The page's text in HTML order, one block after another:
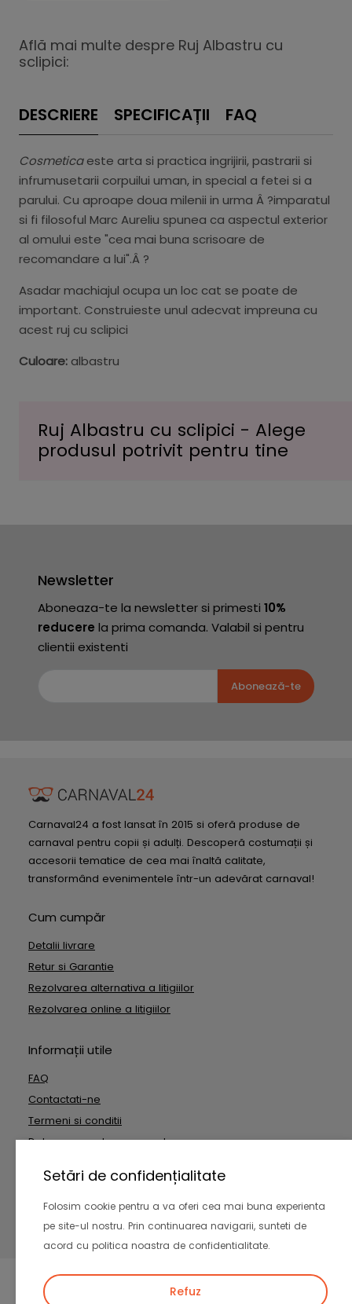
Setări de confidențialitate
Folosim cookie pentru a va oferi cea mai buna experienta
pe site-ul nostru. Prin continuarea navigarii, sunteti de
acord cu politica noastra de confidentialitate.
Refuz
Află mai multe despre Ruj Albastru cu
sclipici:
DESCRIERE SPECIFICAȚII FAQ
Cosmeticaeste arta si practica ingrijirii, pastrarii si
infrumusetarii corpuilui uman, in special a fetei si a
parului. Cu aproape doua milenii in urma Â ?imparatul
si fi filosoful Marc Aureliu spunea ca aspectul exterior
al omului este "cea mai buna scrisoare de
recomandare a lui".Â ?
Asadar machiajul ocupa un loc cat se poate de
important. Construieste unul adecvat impreuna cu
acest ruj cu sclipici
Culoare: albastru
Ruj Albastru cu sclipici - Alege
produsul potrivit pentru tine
Newsletter
Aboneaza-te la newsletter si primesti 10%
reducere la prima comanda. Valabil si pentru
clientii existenti
Abonează-te
Carnaval24 a fost lansat în 2015 si oferă produse de
carnaval pentru copii și adulți. Descoperă costumații și
accesorii tematice de cea mai înaltă calitate,
transformând evenimentele într-un adevărat carnaval!
Cum cumpăr
Detalii livrare
Retur si Garantie
Rezolvarea alternativa a litigiilor
Rezolvarea online a litigiilor
Informații utile
FAQ
Contactati-ne
Termeni si conditii
Date cu caracter personal
rezervate
-